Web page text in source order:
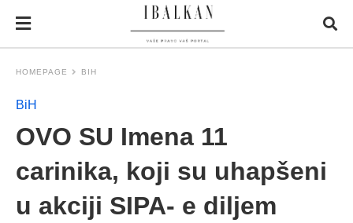
HOMEPAGE BIH
BiH
OVO SU Imena 11
carinika, koji su uhapšeni
u akciji SIPA- e diljem